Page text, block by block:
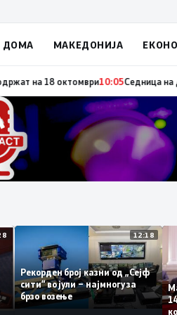
ДОМА МАКЕДОНИЈА
за распишување предвремени
12:28 12:18
Рекорден број казни од „Сејф
сити“ во јули – најмногу за
брзо возење